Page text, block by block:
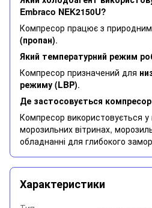
Embraco NEK2150U?
Компресор працює з
(пропан).
Який температурний режим
Компресор призначений для
режиму (LBP).
Де застосовується
Компресор використовується
морозильних вітринах,
обладнанні для глибокого
Характеристики